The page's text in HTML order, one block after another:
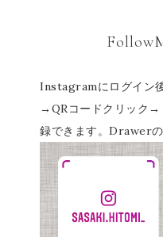
Instagramにログイン
→QRコードクリック→
録できます。Drawer